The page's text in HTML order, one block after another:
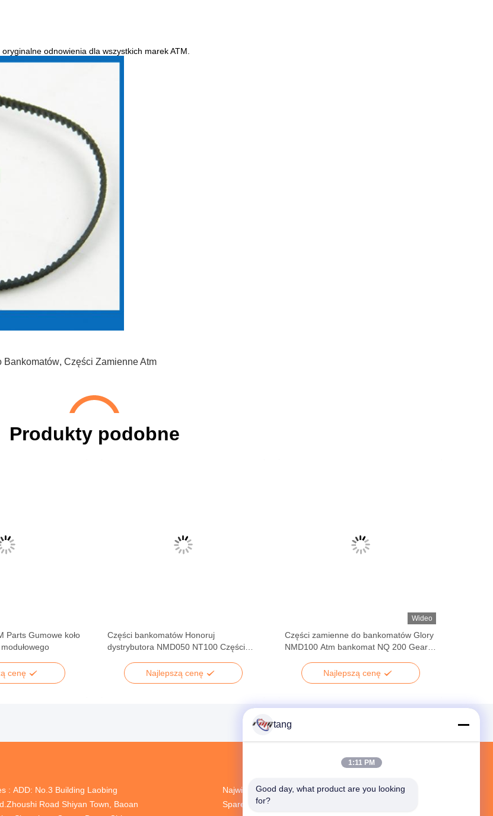
odnowienia dla wszystkich marek ATM.
Bankomatów, Części Zamienne Atm
Produkty podobne
Parts Gumowe koło
cenę
Części bankomatów Honoruj ​​
dystrybutora NMD050 NT100 Części
Najlepszą cenę
Wideo
Części zamienne do bankomatów Glory
NMD100 Atm bankomat NQ 200 Gear
bankomatówNajlepszą cenę
: ADD: No.3 Building Laobing
Road Shiyan Town, Baoan
Największy Zakład Badawczo-Rozwojowy ATM
Spare Parts Dostawca W Chinach
tang
1:11 PM
Good day, what product are you looking
for?